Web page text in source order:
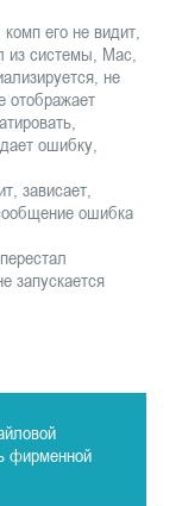
его не видит,
из системы, Mac,
не
отображает
ошибку,
зависает,
ошибка
запускается
фирменной